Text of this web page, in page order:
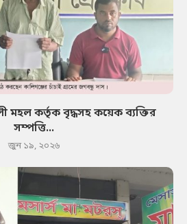
মহল কর্তৃক বৃদ্ধসহ কয়েক ব্যক্তির
সম্পত্তি...
জুন ১৯, ২০২৬